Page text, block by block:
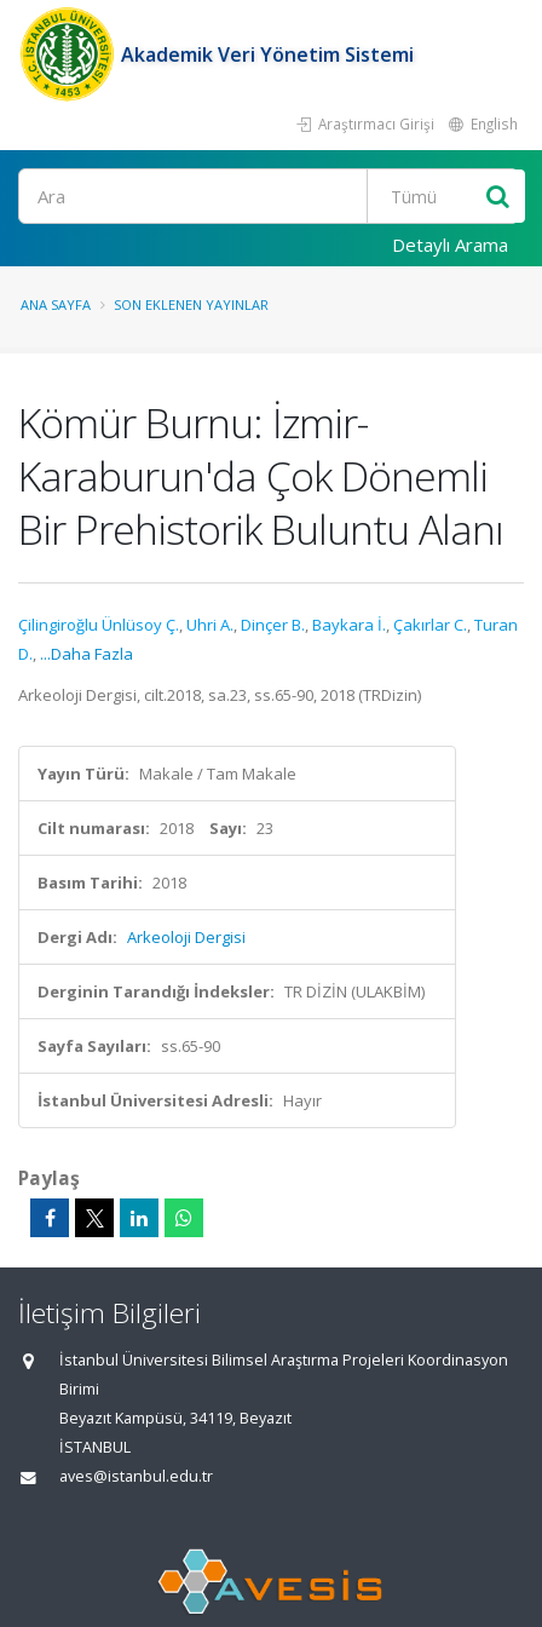
Akademik Veri Yönetim Sistemi
Araştırmacı Girişi English
Ara
Detaylı Arama
ANA SAYFA SON EKLENEN YAYINLAR
Kömür Burnu: İzmir-
Karaburun'da Çok Dönemli
Bir Prehistorik Buluntu Alanı
Çilingiroğlu Ünlüsoy Ç.,Uhri A.,Dinçer B.,Baykara İ.,Çakırlar C.,Turan
D., ...Daha Fazla
Arkeoloji Dergisi, cilt.2018, sa.23, ss.65-90, 2018 (TRDizin)
Yayın Türü: Makale / Tam Makale
Cilt numarası: 2018 Sayı: 23
Basım Tarihi: 2018
Dergi Adı: Arkeoloji Dergisi
Derginin Tarandığı İndeksler: TR DİZİN (ULAKBİM)
Sayfa Sayıları: ss.65-90
İstanbul Üniversitesi Adresli: Hayır
Paylaş
İletişim Bilgileri
İstanbul Üniversitesi Bilimsel Araştırma Projeleri Koordinasyon
Birimi
Beyazıt Kampüsü, 34119, Beyazıt
İSTANBUL
aves@istanbul.edu.tr